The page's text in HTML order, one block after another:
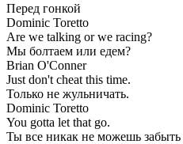
Перед гонкой
Dominic Toretto
Are we talking or we racing?
Мы болтаем или едем?
Brian O'Conner
Just don't cheat this time.
Только не жульничать.
Dominic Toretto
You gotta let that go.
Ты все никак не можешь забыть